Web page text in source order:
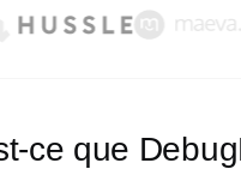
ce que